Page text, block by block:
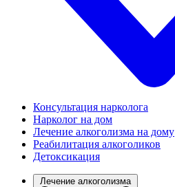
Консультация нарколога
Нарколог на дом
Лечение алкоголизма на дому
Реабилитация алкоголиков
Детоксикация
Лечение алкоголизма